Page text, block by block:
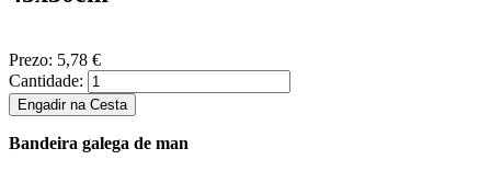
Prezo: 5,78 €
Cantidade:
Bandeira galega de man